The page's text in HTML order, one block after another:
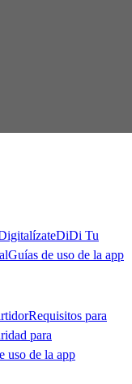
DiDi Tu
Guías de uso de la app
Requisitos para
para
uso de la app